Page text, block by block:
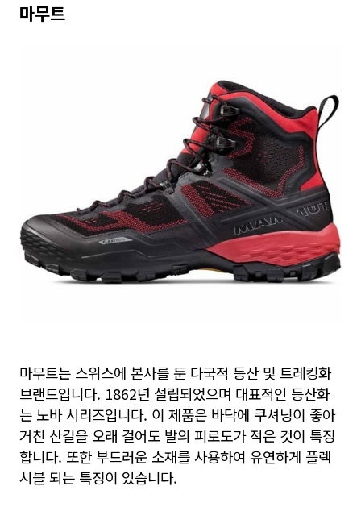
마무트
마무트는 스위스에 본사를 둔 다국적 등산 및 트레킹화
브랜드입니다. 1862년 설립되었으며 대표적인 등산화
는 노바 시리즈입니다. 이 제품은 바닥에 쿠셔닝이 좋아
거친 산길을 오래 걸어도 발의 피로도가 적은 것이 특징
합니다. 또한 부드러운 소재를 사용하여 유연하게 플렉
시블 되는 특징이 있습니다.